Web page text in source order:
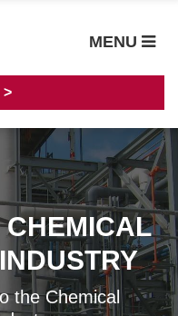
MENU
>
CHEMICAL
the Chemical